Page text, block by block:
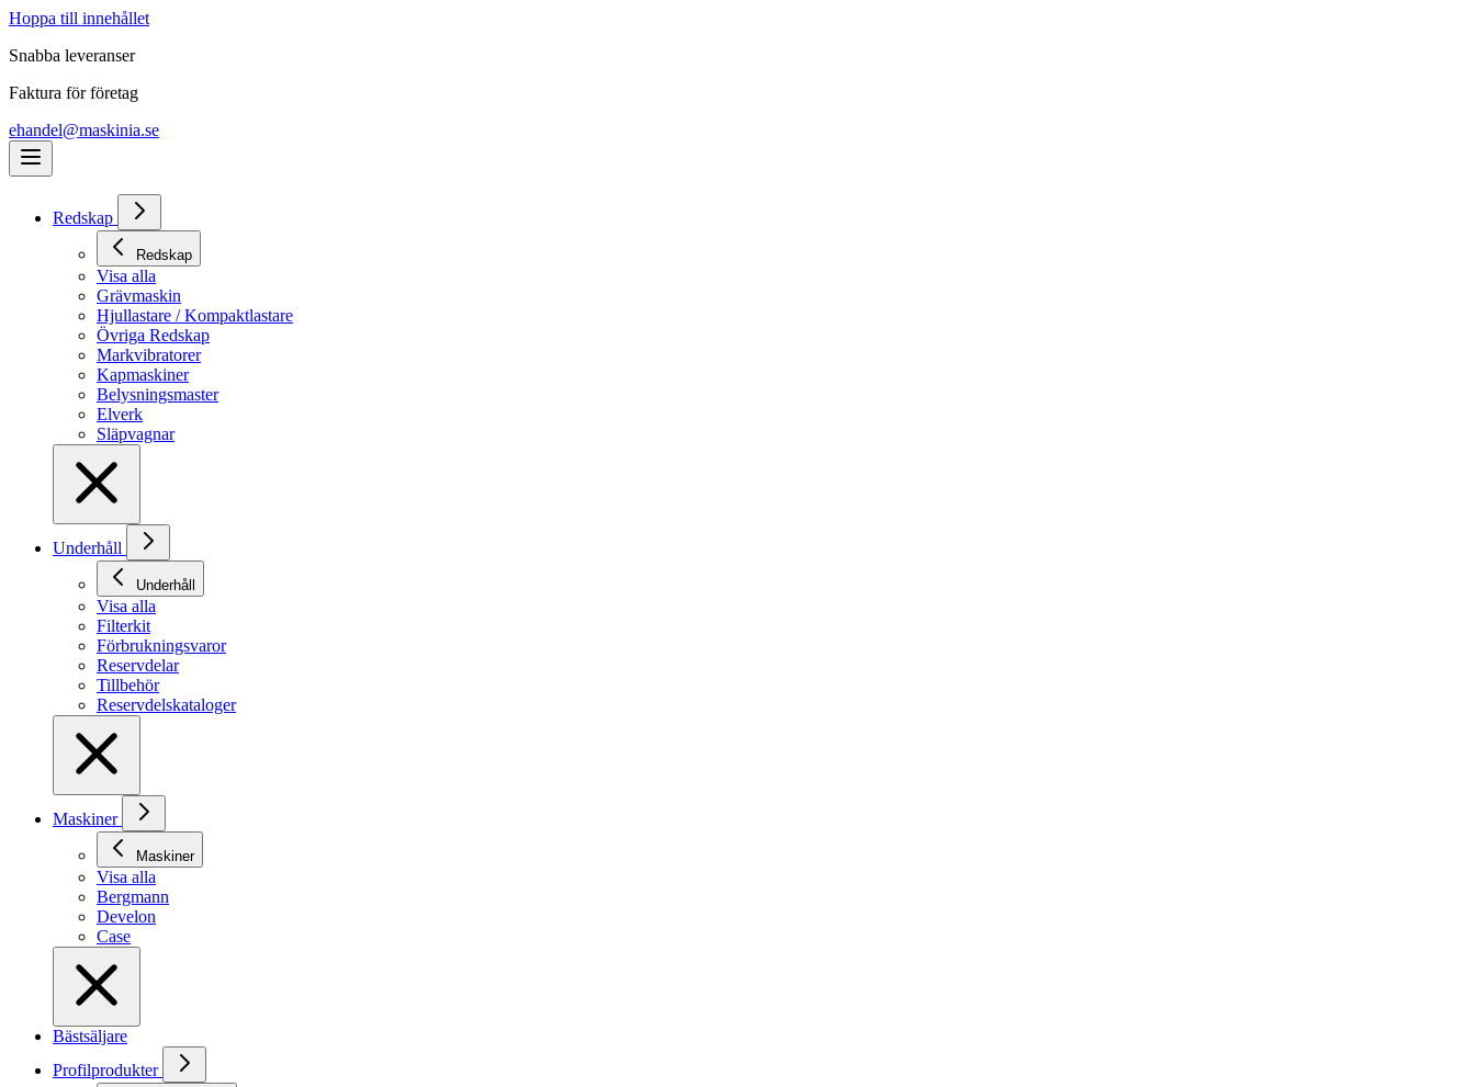
Hoppa till innehållet
Snabba leveranser
Faktura för företag
ehandel@maskinia.se
Redskap
Redskap
Visa alla
Grävmaskin
Hjullastare / Kompaktlastare
Övriga Redskap
Markvibratorer
Kapmaskiner
Belysningsmaster
Elverk
Släpvagnar
Underhåll
Underhåll
Visa alla
Filterkit
Förbrukningsvaror
Reservdelar
Tillbehör
Reservdelskataloger
Maskiner
Maskiner
Visa alla
Bergmann
Develon
Case
Bästsäljare
Profilprodukter